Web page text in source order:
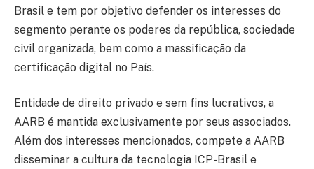
Brasil e tem por objetivo defender os interesses do
segmento perante os poderes da república, sociedade
civil organizada, bem como a massificação da
certificação digital no País.
Entidade de direito privado e sem fins lucrativos, a
AARB é mantida exclusivamente por seus associados.
Além dos interesses mencionados, compete a AARB
disseminar a cultura da tecnologia ICP-Brasil e